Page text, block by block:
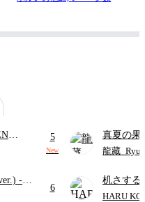
-
り)
5
New
真夏の
ターズ
龍藏
6
机さする
HARU